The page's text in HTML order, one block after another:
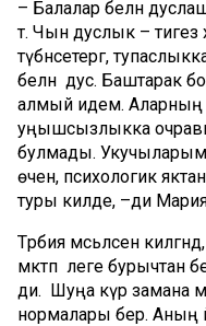
– Балалар белән
тә. Чын дуслык – тигез
түбәнсетергә,
белән дус. Баштарак
алмый идем. Аларның
уңышсызлыкка
булмады. Укучыларым
өчен, психологик
туры килде, –ди
Тәрбия мәсьәләсенә
мәктәп әлеге бурычтан
ди. Шуңа күрә замана
нормалары бер. Аның